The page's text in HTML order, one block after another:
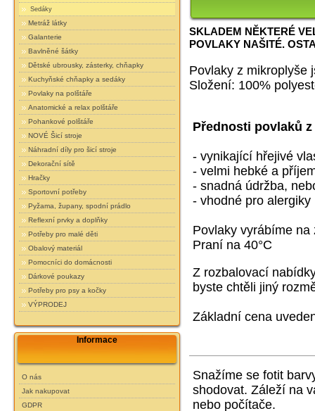
Sedáky
Metráž látky
Galanterie
Bavlněné šátky
Dětské ubrousky, zásterky, chňapky
Kuchyňské chňapky a sedáky
Povlaky na polštáře
Anatomické a relax polštáře
Pohankové polštáře
NOVÉ Šicí stroje
Náhradní díly pro šicí stroje
Dekorační sítě
Hračky
Sportovní potřeby
Pyžama, župany, spodní prádlo
Reflexní prvky a doplňky
Potřeby pro malé děti
Obalový materiál
Pomocníci do domácnosti
Dárkové poukazy
Potřeby pro psy a kočky
VÝPRODEJ
Informace
O nás
Jak nakupovat
GDPR
SKLADEM NĚKTERÉ
POVLAKY NAŠITÉ.
Povlaky z mikroplyše
Složení: 100%
Přednosti povlaků
- vynikající hřejivé
- velmi hebké a
- snadná údržba,
- vhodné pro alergiky
Povlaky vyrábíme na
Praní na 40°C
Z rozbalovací
byste chtěli jiný
Základní cena
Snažíme se fotit
shodovat. Záleží na
nebo počítače.